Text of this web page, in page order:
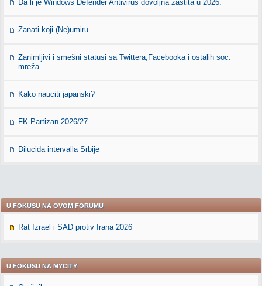
Da li je Windows Defender Antivirus dovoljna zaštita u 2026.
Zanati koji (Ne)umiru
Zanimljivi i smešni statusi sa Twittera,Facebooka i ostalih soc.
mreža
Kako nauciti japanski?
FK Partizan 2026/27.
Dilucida intervalla Srbije
U FOKUSU NA OVOM FORUMU
Rat Izrael i SAD protiv Irana 2026
U FOKUSU NA MYCITY